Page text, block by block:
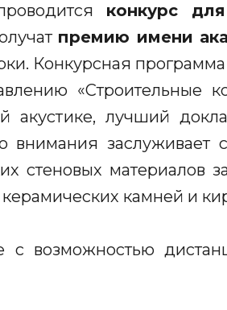
конкурс
премию имени
Конкурсная
«Строительные
акустике, лучший
заслуживает
стеновых материалов
камней и
возможностью